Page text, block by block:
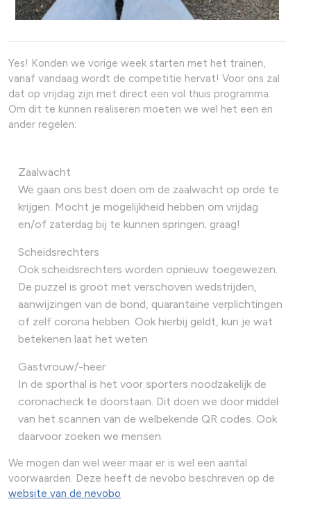
Yes! Konden we vorige week starten met het trainen,
vanaf vandaag wordt de competitie hervat! Voor ons zal
dat op vrijdag zijn met direct een vol thuis programma.
Om dit te kunnen realiseren moeten we wel het een en
ander regelen:
Zaalwacht
We gaan ons best doen om de zaalwacht op orde te
krijgen. Mocht je mogelijkheid hebben om vrijdag
en/of zaterdag bij te kunnen springen; graag!
Scheidsrechters
Ook scheidsrechters worden opnieuw toegewezen.
De puzzel is groot met verschoven wedstrijden,
aanwijzingen van de bond, quarantaine verplichtingen
of zelf corona hebben. Ook hierbij geldt, kun je wat
betekenen laat het weten
Gastvrouw/-heer
In de sporthal is het voor sporters noodzakelijk de
coronacheck te doorstaan. Dit doen we door middel
van het scannen van de welbekende QR codes. Ook
daarvoor zoeken we mensen.
We mogen dan wel weer maar er is wel een aantal
voorwaarden. Deze heeft de nevobo beschreven op de
website van de nevobo